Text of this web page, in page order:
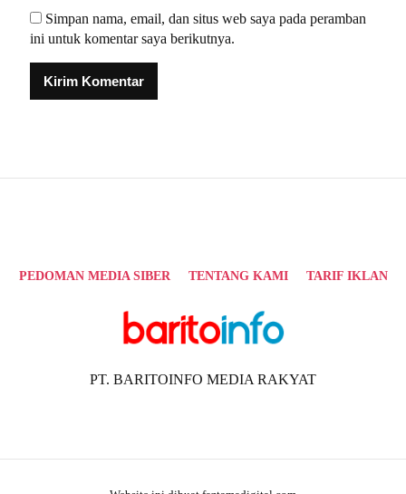
Simpan nama, email, dan situs web saya pada peramban
ini untuk komentar saya berikutnya.
PEDOMAN MEDIA SIBER TENTANG KAMI TARIF IKLAN
PT. BARITOINFO MEDIA RAKYAT